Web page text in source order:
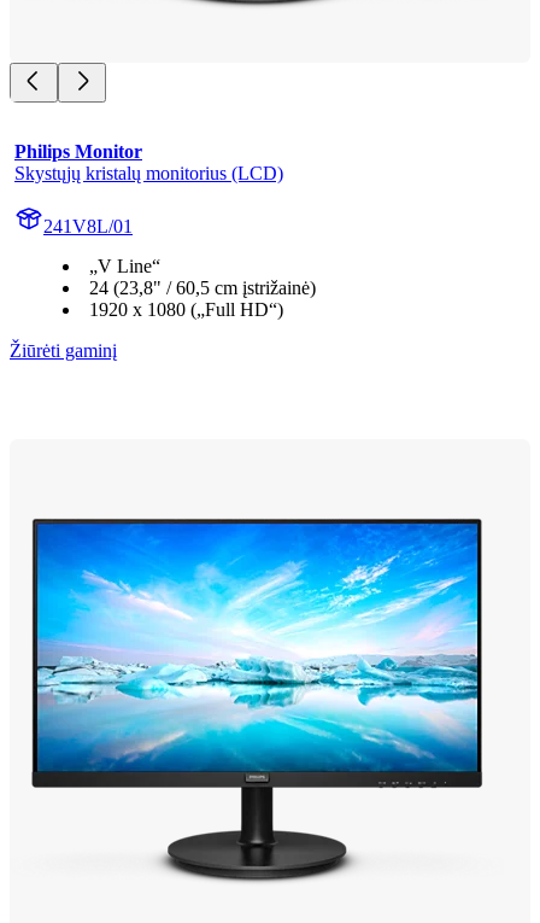
Philips Monitor
Skystųjų kristalų monitorius (LCD)
241V8L/01
„V Line“
24 (23,8" / 60,5 cm įstrižainė)
1920 x 1080 („Full HD“)
Žiūrėti gaminį